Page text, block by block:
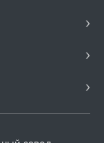
›
›
›